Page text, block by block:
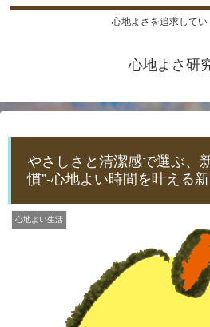
心地よさを追求してい
心地よさ研
やさしさと清潔感で選ぶ、
慣”-心地よい時間を叶える
心地よい生活